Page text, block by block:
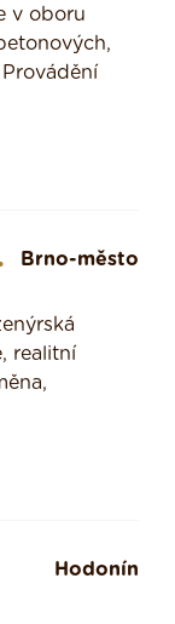
v oboru
Brno-město
realitní
Hodonín